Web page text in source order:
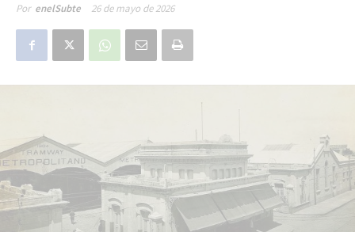
Por enelSubte 26 de mayo de 2026